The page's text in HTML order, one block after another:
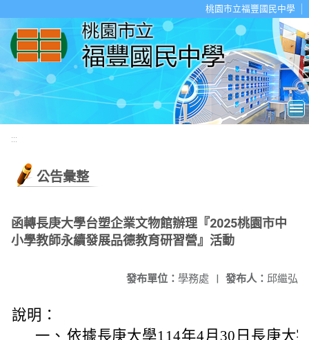
桃園市立福豐國民中學
:::
公告彙整
函轉長庚大學台塑企業文物館辦理『2025桃園市中
小學教師永續發展品德教育研習營』活動
發布人： 邱繼弘
發布單位： 學務處 |
說明：
一、 依據長庚大學114年4月30日長庚大